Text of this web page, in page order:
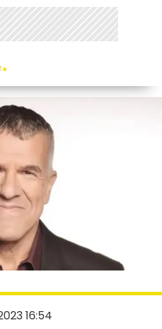
16:54